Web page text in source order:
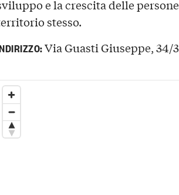
e la crescita delle
stesso.
Via Guasti Giuseppe, 34/